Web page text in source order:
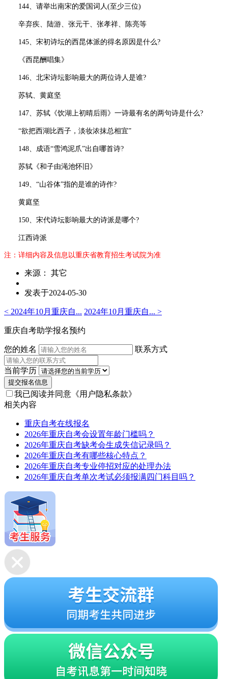
144、请举出南宋的爱国词人(至少三位)
辛弃疾、陆游、张元干、张孝祥、陈亮等
145、宋初诗坛的西昆体派的得名原因是什么?
《西昆酬唱集》
146、北宋诗坛影响最大的两位诗人是谁?
苏轼、黄庭坚
147、苏轼《饮湖上初晴后雨》一诗最有名的两句诗是什么?
“欲把西湖比西子，淡妆浓抹总相宜”
148、成语“雪鸿泥爪”出自哪首诗?
苏轼《和子由渑池怀旧》
149、“山谷体”指的是谁的诗作?
黄庭坚
150、宋代诗坛影响最大的诗派是哪个?
江西诗派
注：详细内容及信息以重庆省教育招生考试院为准
来源： 其它
发表于2024-05-30
< 2024年10月重庆自... 2024年10月重庆自... >
重庆自考助学报名预约
您的姓名 联系方式
当前学历
提交报名信息
我已阅读并同意 《用户隐私条款》
相关内容
重庆自考在线报名
2026年重庆自考会设置年龄门槛吗？
2026年重庆自考缺考会生成失信记录吗？
2026年重庆自考有哪些核心特点？
2026年重庆自考专业停招对应的处理办法
2026年重庆自考单次考试必须报满四门科目吗？